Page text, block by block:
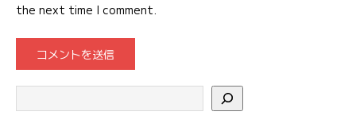
the next time I comment.